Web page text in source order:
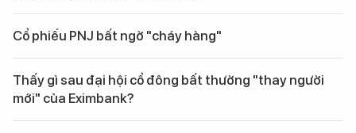
Cổ phiếu PNJ bất ngờ "cháy hàng"
Thấy gì sau đại hội cổ đông bất thường "thay người
mới" của Eximbank?